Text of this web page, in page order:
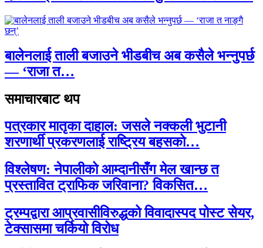
बालेनलाई ताली बजाउने भीडबीच अब कसैले भन्नुपर्छ
— ‘राजा त…
समाचारबाट थप
पत्रकार मातृका दाहाल: जसले नक्कली भुटानी
शरणार्थी प्रकरणलाई राष्ट्रिय बहसको…
विश्लेषण: नेपालीको आम्दानीसँग मेल खान्छ त
प्रस्तावित ट्राफिक जरिवाना? विकसित…
ट्रम्पद्वारा आप्रवासीविरुद्धको विवादास्पद पोस्ट सेयर,
टेक्सासमा चर्कियो विरोध